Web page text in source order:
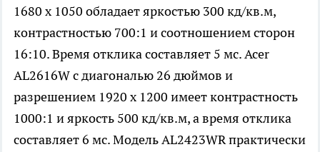
1680 х 1050 обладает яркостью 300 кд/кв.м,
контрастностью 700:1 и соотношением сторон
16:10. Время отклика составляет 5 мс. Acer
AL2616W с диагональю 26 дюймов и
разрешением 1920 х 1200 имеет контрастность
1000:1 и яркость 500 кд/кв.м, а время отклика
составляет 6 мс. Модель AL2423WR практически